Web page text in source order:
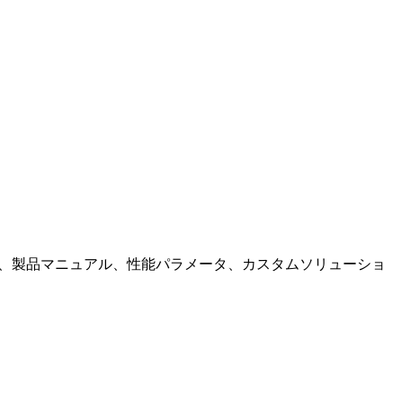
品マニュアル、性能パラメータ、カスタムソリューショ